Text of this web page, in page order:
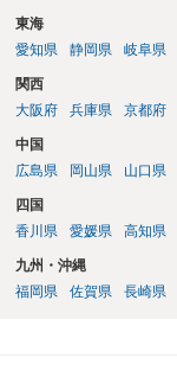
東海
愛知県
静岡県 岐阜県
関西
大阪府
兵庫県 京都府
中国
広島県
岡山県 山口県
四国
香川県
愛媛県 高知県
九州・沖縄
福岡県
佐賀県 長崎県